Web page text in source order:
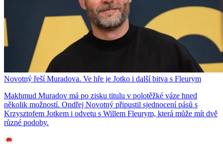
Novotný řeší Muradova. Ve hře je Jotko i další bitva s Fleurym
Makhmud Muradov má po zisku titulu v polotěžké váze hned
několik možností. Ondřej Novotný připustil sjednocení pásů s
Krzysztofem Jotkem i odvetu s Willem Fleurym, která může mít dvě
různé podoby.